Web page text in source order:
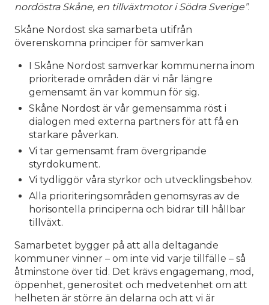
nordöstra Skåne, en tillväxtmotor i Södra Sverige”.
Skåne Nordost ska samarbeta utifrån
överenskomna principer för samverkan
I Skåne Nordost samverkar kommunerna inom
prioriterade områden där vi når längre
gemensamt än var kommun för sig.
Skåne Nordost är vår gemensamma röst i
dialogen med externa partners för att få en
starkare påverkan.
Vi tar gemensamt fram övergripande
styrdokument.
Vi tydliggör våra styrkor och utvecklingsbehov.
Alla prioriteringsområden genomsyras av de
horisontella principerna och bidrar till hållbar
tillväxt.
Samarbetet bygger på att alla deltagande
kommuner vinner – om inte vid varje tillfälle – så
åtminstone över tid. Det krävs engagemang, mod,
öppenhet, generositet och medvetenhet om att
helheten är större än delarna och att vi är